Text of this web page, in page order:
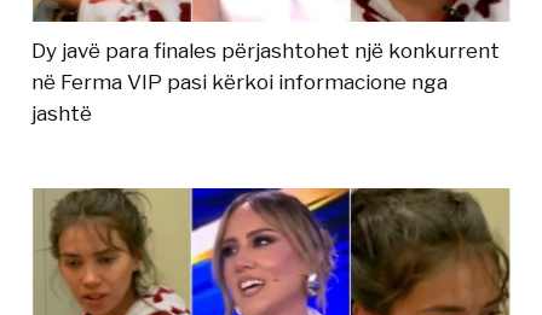
Dy javë para finales përjashtohet një konkurrent
në Ferma VIP pasi kërkoi informacione nga
jashtë